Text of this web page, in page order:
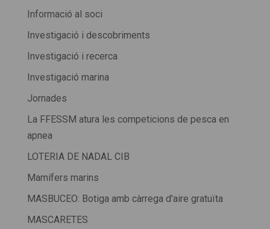
Informació al soci
Investigació i descobriments
Investigació i recerca
Investigació marina
Jornades
La FFESSM atura les competicions de pesca en
apnea
LOTERIA DE NADAL CIB
Mamífers marins
MASBUCEO: Botiga amb càrrega d'aire gratuïta
MASCARETES